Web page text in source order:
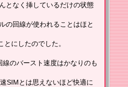
となく挿しているだけの状態
の回線が使われることはほと
にしたのでした。
のバースト速度はかなりのも
SIMとは思えないほど快適に